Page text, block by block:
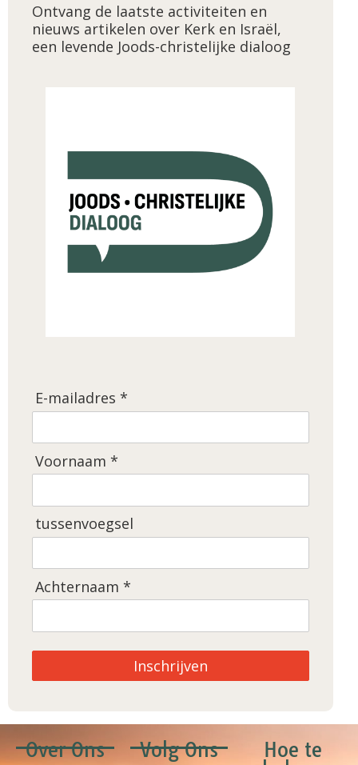
Ontvang de laatste activiteiten en
nieuws artikelen over Kerk en Israël,
een levende Joods-christelijke dialoog
E-mailadres *
Voornaam *
tussenvoegsel
Achternaam *
Inschrijven
Over Ons Volg Ons
Hoe te